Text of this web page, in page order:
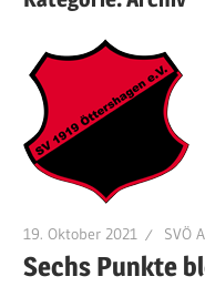
19. Oktober 2021 SVÖ
Sechs Punkte